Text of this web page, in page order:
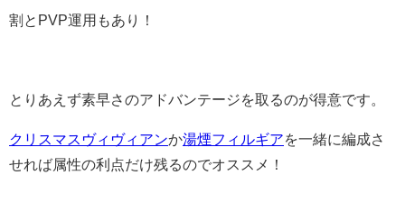
割とPVP運用もあり！
とりあえず素早さのアドバンテージを取るのが得意です。
クリスマスヴィヴィアンか湯煙フィルギアを一緒に編成さ
せれば属性の利点だけ残るのでオススメ！